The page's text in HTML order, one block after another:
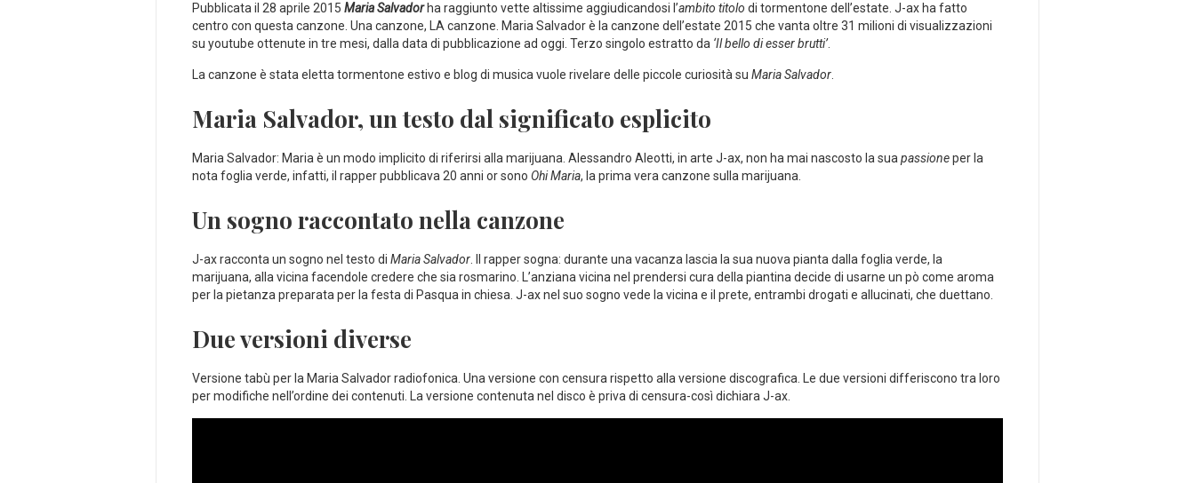
Pubblicata il 28 aprile 2015 Maria Salvadorha raggiunto vette altissime aggiudicandosi l’ambito titolo di tormentone dell’estate. J-ax ha fatto
centro con questa canzone. Una canzone, LA canzone. Maria Salvador è la canzone dell’estate 2015 che vanta oltre 31 milioni di visualizzazioni
su youtube ottenute in tre mesi, dalla data di pubblicazione ad oggi. Terzo singolo estratto da ‘Il bello di esser brutti’.
La canzone è stata eletta tormentone estivo e blog di musica vuole rivelare delle piccole curiosità su Maria Salvador.
Maria Salvador, un testo dal significato esplicito
Maria Salvador: Maria è un modo implicito di riferirsi alla marijuana. Alessandro Aleotti, in arte J-ax, non ha mai nascosto la suapassioneper la
nota foglia verde, infatti, il rapper pubblicava 20 anni or sono Ohi Maria, la prima vera canzone sulla marijuana.
Un sogno raccontato nella canzone
J-ax racconta un sogno nel testo di Maria Salvador. Il rapper sogna: durante una vacanza lascia la sua nuova pianta dalla foglia verde, la
marijuana, alla vicina facendole credere che sia rosmarino. L’anziana vicina nel prendersi cura della piantina decide di usarne un pò come aroma
per la pietanza preparata per la festa di Pasqua in chiesa. J-ax nel suo sogno vede la vicina e il prete, entrambi drogati e allucinati, che duettano.
Due versioni diverse
Versione tabù per la Maria Salvador radiofonica. Una versione con censura rispetto alla versione discografica. Le due versioni differiscono tra loro
per modifiche nell’ordine dei contenuti. La versione contenuta nel disco è priva di censura-così dichiara J-ax.